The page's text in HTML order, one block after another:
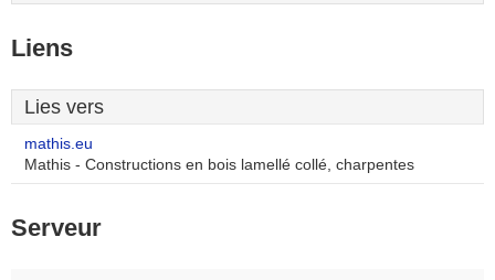
Liens
Lies vers
mathis.eu
Mathis - Constructions en bois lamellé collé, charpentes
Serveur